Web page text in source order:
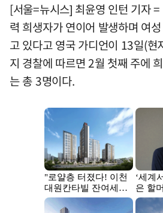
[서울=뉴시스] 최윤영 인턴 기자
력 희생자가 연이어 발생하며 여
고 있다고 영국 가디언이 13일(현
지 경찰에 따르면 2월 첫째 주에
는 총 3명이다.